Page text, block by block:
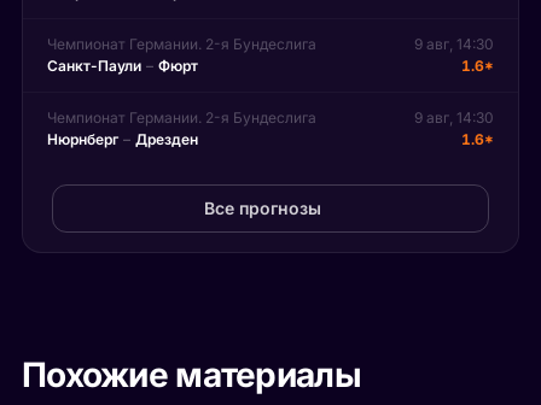
Чемпионат Германии. 2-я Бундеслига
9 авг, 14:30
Санкт-Паули – Фюрт 1.6*
Чемпионат Германии. 2-я Бундеслига
9 авг, 14:30
Нюрнберг – Дрезден 1.6*
Все прогнозы
Похожие материалы